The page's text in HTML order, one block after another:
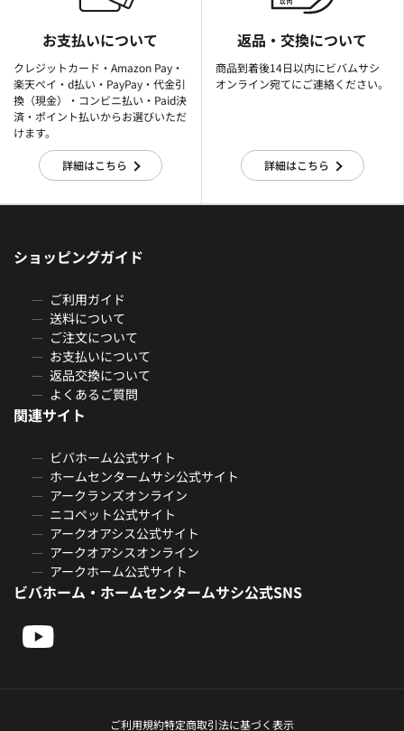
お支払いについて
クレジットカード・Amazon Pay・
楽天ぺイ・d払い・PayPay・代金引
換（現金）・コンビニ払い・Paid決
済・ポイント払いからお選びいただ
けます。
詳細はこちら
返品・交換について
商品到着後14日以内にビバムサシ
オンライン宛てにご連絡ください。
詳細はこちら
ショッピングガイド
ご利用ガイド
送料について
ご注文について
お支払いについて
返品交換について
よくあるご質問
関連サイト
ビバホーム公式サイト
ホームセンタームサシ公式サイト
アークランズオンライン
ニコペット公式サイト
アークオアシス公式サイト
アークオアシスオンライン
アークホーム公式サイト
ビバホーム・ホームセンタームサシ公式SNS
ご利用規約特定商取引法に基づく表示